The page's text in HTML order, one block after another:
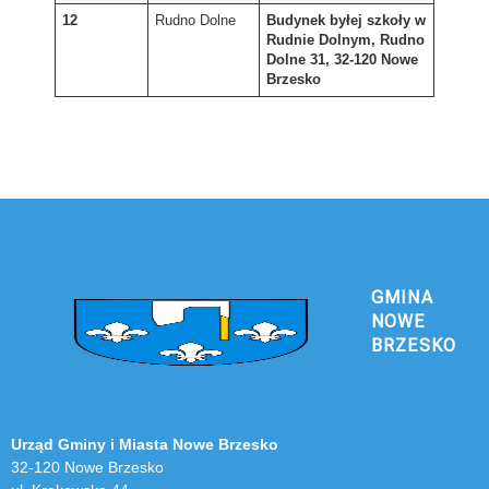
12 Rudno Dolne
Budynek byłej szkoły w
Rudnie Dolnym, Rudno
Dolne 31, 32-120 Nowe
Brzesko
GMINA
NOWE
BRZESKO
Urząd Gminy i Miasta Nowe Brzesko
32-120 Nowe Brzesko